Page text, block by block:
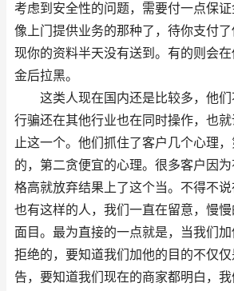
考虑到安全性的问题，需要付一点保
像上门提供业务的那种了，待你支付
现你的资料半天没有送到。有的则会
金后拉黑。
这类人现在国内还是比较多，他们
行骗还在其他行业也在同时操作，也
止这一个。他们抓住了客户几个心理
的，第二贪便宜的心理。很多客户因
格高就放弃结果上了这个当。不得不
也有这样的人，我们一直在留意，慢
面目。最为直接的一点就是，当我们
拒绝的，要知道我们加他的目的不仅
告，要知道我们现在的商家都明白，